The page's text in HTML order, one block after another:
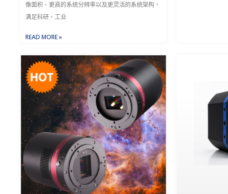
像面积、更高的系统分辨率以及更灵活的系统架构，
满足科研、工业
READ MORE »